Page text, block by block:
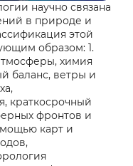
научно связана
в природе и
этой
образом: 1.
химия
баланс, ветры и
краткосрочный
фронтов и
карт и